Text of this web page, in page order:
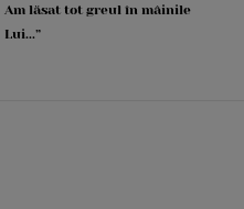
Am lăsat tot greul în mâinile
Lui...”